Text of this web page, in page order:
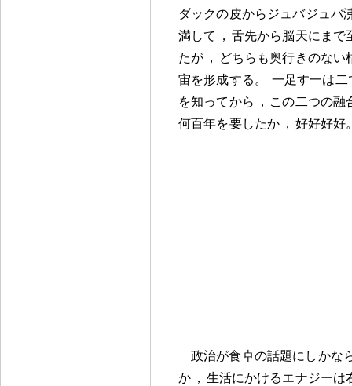
ダックの皮からジュバジュバ
満して ， 舌先から脳天にまで
たが ， どちらも奥行きのない
宙を形成する 。
一足す一は
を知ってから ， この二つの融
何百年を要したか ， 好好好好
政治が食卓の話題にしかな
か ， 生活にかけるエナジーは